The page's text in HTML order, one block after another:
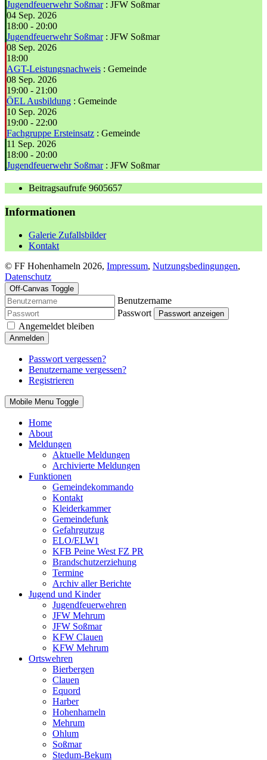
Jugendfeuerwehr Soßmar: JFW Soßmar
04 Sep. 2026
18:00 - 20:00
Jugendfeuerwehr Soßmar: JFW Soßmar
08 Sep. 2026
18:00
AGT-Leistungsnachweis : Gemeinde
08 Sep. 2026
19:00 - 21:00
ÖEL Ausbildung : Gemeinde
10 Sep. 2026
19:00 - 22:00
Fachgruppe Ersteinsatz : Gemeinde
11 Sep. 2026
18:00 - 20:00
Jugendfeuerwehr Soßmar: JFW Soßmar
Beitragsaufrufe 9605657
Informationen
Galerie Zufallsbilder
Kontakt
© FF Hohenhameln 2026, Impressum, Nutzungsbedingungen,
Datenschutz
Off-Canvas Toggle
Benutzername
Passwort
Passwort anzeigen
Angemeldet bleiben
Anmelden
Passwort vergessen?
Benutzername vergessen?
Registrieren
Mobile Menu Toggle
Home
About
Meldungen
Aktuelle Meldungen
Archivierte Meldungen
Funktionen
Gemeindekommando
Kontakt
Kleiderkammer
Gemeindefunk
Gefahrgutzug
ELO/ELW1
KFB Peine West FZ PR
Brandschutzerziehung
Termine
Archiv aller Berichte
Jugend und Kinder
Jugendfeuerwehren
JFW Mehrum
JFW Soßmar
KFW Clauen
KFW Mehrum
Ortswehren
Bierbergen
Clauen
Equord
Harber
Hohenhameln
Mehrum
Ohlum
Soßmar
Stedum-Bekum